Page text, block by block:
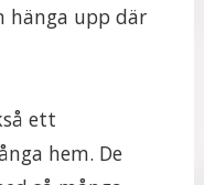
hänga upp där
ett
hem. De